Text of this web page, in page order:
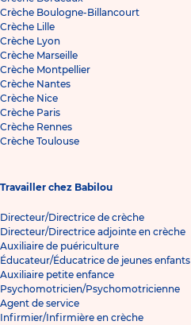
Crèche Boulogne-Billancourt
Crèche Lille
Crèche Lyon
Crèche Marseille
Crèche Montpellier
Crèche Nantes
Crèche Nice
Crèche Paris
Crèche Rennes
Crèche Toulouse
Travailler chez Babilou
Directeur/Directrice de crèche
Directeur/Directrice adjointe en crèche
Auxiliaire de puériculture
Éducateur/Éducatrice de jeunes enfants
Auxiliaire petite enfance
Psychomotricien/Psychomotricienne
Agent de service
Infirmier/Infirmière en crèche